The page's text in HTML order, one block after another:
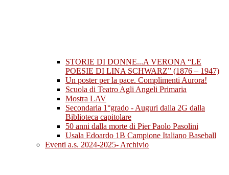
STORIE DI DONNE...A VERONA “LE
POESIE DI LINA SCHWARZ” (1876 – 1947)
Un poster per la pace. Complimenti Aurora!
Scuola di Teatro Agli Angeli Primaria
Mostra LAV
Secondaria 1°grado - Auguri dalla 2G dalla
Biblioteca capitolare
50 anni dalla morte di Pier Paolo Pasolini
Usala Edoardo 1B Campione Italiano Baseball
Eventi a.s. 2024-2025- Archivio